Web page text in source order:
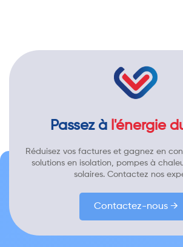
Passez à l'énergie
Réduisez vos factures et gagnez en
solutions en isolation, pompes à
solaires. Contactez nos
Contactez-nous →